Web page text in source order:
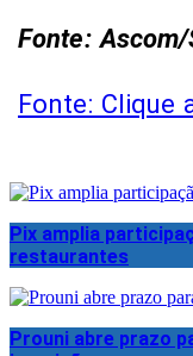
Fonte:
Fonte: Clique
Pix amplia
restaurantes
Prouni abre prazo